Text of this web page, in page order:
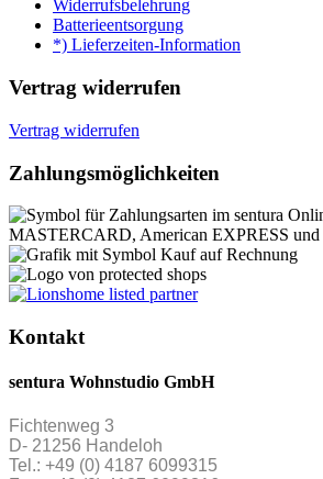
Widerrufsbelehrung
Batterieentsorgung
*) Lieferzeiten-Information
Vertrag widerrufen
Vertrag widerrufen
Zahlungsmöglichkeiten
Kontakt
sentura Wohnstudio GmbH
Fichtenweg 3
D- 21256 Handeloh
Tel.: +49 (0) 4187 6099315